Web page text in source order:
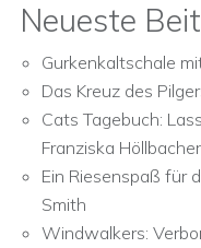
Neueste
Gurkenkaltschale
Das Kreuz des
Cats Tagebuch:
Franziska Höllbacher
Ein Riesenspaß für
Smith
Windwalkers: